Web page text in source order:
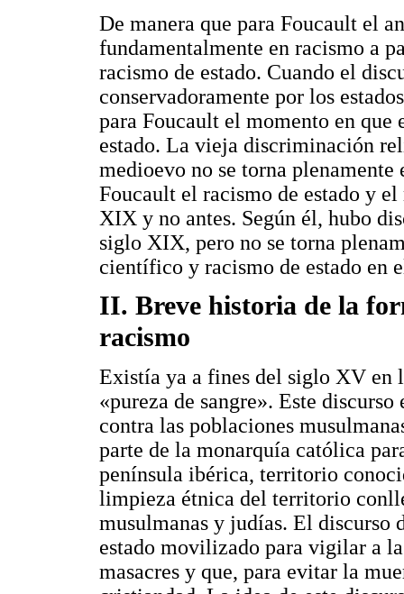
De manera que para Foucault el
fundamentalmente en racismo a
racismo de estado. Cuando el
conservadoramente por los
para Foucault el momento en que
estado. La vieja discriminación
medioevo no se torna
Foucault el racismo de estado y
XIX y no antes. Según él, hubo
siglo XIX, pero no se torna
científico y racismo de estado en
II. Breve historia de la
racismo
Existía ya a fines del siglo XV en
«pureza de sangre». Este
contra las poblaciones
parte de la monarquía católica
península ibérica, territorio
limpieza étnica del territorio
musulmanas y judías. El discurso
estado movilizado para vigilar a
masacres y que, para evitar la